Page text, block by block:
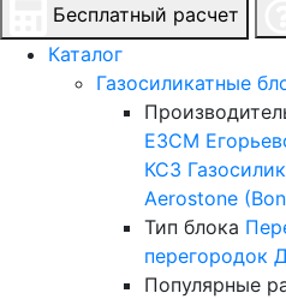
Бесплатный расчет
Каталог
Газосиликатные
ЕЗСМ
КСЗ
Aerostone
Тип блока
перегородок
Популярные